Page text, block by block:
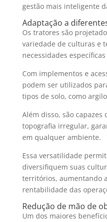
gestão mais inteligente
Adaptação a
Os tratores são
variedade de culturas e
necessidades
Com implementos e
podem ser utilizados
tipos de solo, como
Além disso, são capazes
topografia irregular,
em qualquer ambiente.
Essa versatilidade
diversifiquem suas
territórios, aumentando
rentabilidade das
Redução de mão de
Um dos maiores